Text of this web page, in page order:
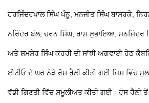
ਹਰਜਿੰਦਰਪਾਲ ਸਿੰਘ ਪੰਨੂ, ਮਨਜੀਤ ਸਿੰਘ ਬਾਸਰਕੇ,
ਨਰਿੰਦਰ ਬੱਲ, ਚਰਨ ਸਿੰਘ, ਰਾਮ ਲੁਭਾਇਆ, ਮਨਜਿੰਦਰ
ਅਤੇ ਸ਼ਮਸ਼ੇਰ ਸਿੰਘ ਕੋਹਰੀ ਦੀ ਸਾਂਝੀ ਅਗਵਾਈ ਹੇਠ
ਈਟੀਓ ਦੇ ਘਰ ਨੇੜੇ ਰੋਸ ਰੈਲੀ ਕੀਤੀ ਗਈ ਜਿਸ ਵਿੱਚ
ਵੱਡੀ ਗਿਣਤੀ ਵਿੱਚ ਸ਼ਮੂਲੀਅਤ ਕੀਤੀ ਗਈ। ਰੋਸ ਰੈਲੀ